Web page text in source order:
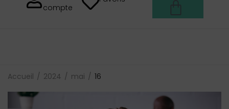
compte
Accueil 2024 mai 16